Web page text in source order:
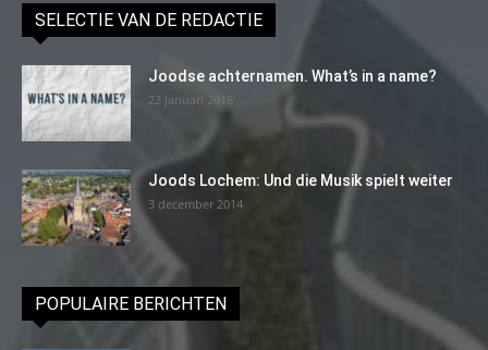
SELECTIE VAN DE REDACTIE
Joodse achternamen. What’s in a name?
22 januari 2016
Joods Lochem: Und die Musik spielt weiter
3 december 2014
POPULAIRE BERICHTEN